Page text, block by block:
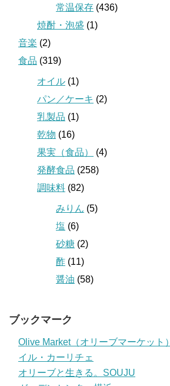
常温保存 (436)
焼酎・泡盛 (1)
音楽 (2)
食品 (319)
オイル (1)
パン／ケーキ (2)
乳製品 (1)
乾物 (16)
果実（食品）
(4)
発酵食品 (258)
調味料 (82)
みりん (5)
塩 (6)
砂糖 (2)
酢 (11)
醤油 (58)
ブックマーク
Olive Market（オリーブマーケット）
イル・カーリチェ
オリーブと生きる。SOUJU